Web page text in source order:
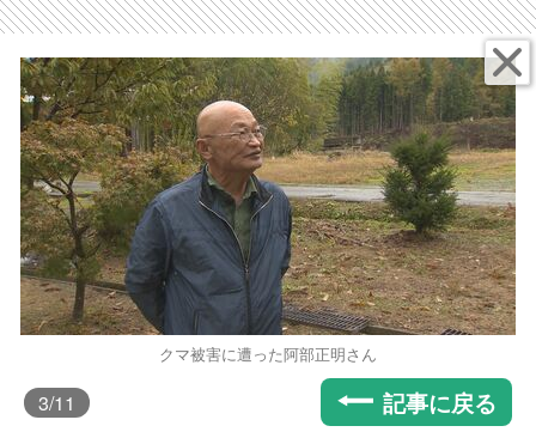
クマ被害に遭った阿部正明さん
3/11 記事に戻る